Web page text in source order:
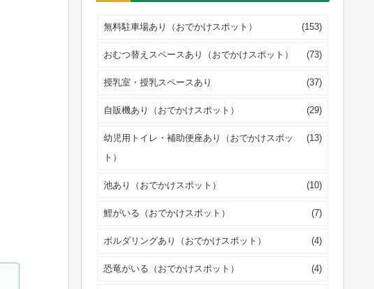
無料駐車場あり（おでかけスポット） (153)
おむつ替えスペースあり（おでかけスポット） (73)
授乳室・授乳スペースあり (37)
自販機あり（おでかけスポット） (29)
幼児用トイレ・補助便座あり（おでかけスポッ
ト）
(13)
池あり（おでかけスポット） (10)
鯉がいる（おでかけスポット） (7)
ボルダリングあり（おでかけスポット） (4)
恐竜がいる（おでかけスポット） (4)